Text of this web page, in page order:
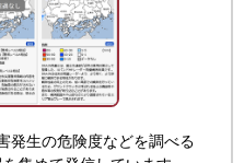
発生の危険度などを調べる